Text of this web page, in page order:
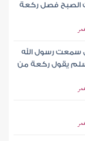
الصبح فصل ركعة
سمعت رسول الله
يقول ركعة من